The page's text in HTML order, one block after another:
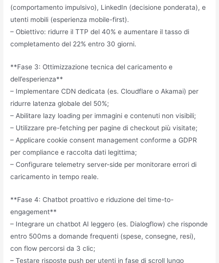
(comportamento impulsivo), LinkedIn (decisione ponderata), e
utenti mobili (esperienza mobile-first).
– Obiettivo: ridurre il TTP del 40% e aumentare il tasso di
completamento del 22% entro 30 giorni.
**Fase 3: Ottimizzazione tecnica del caricamento e
dell’esperienza**
– Implementare CDN dedicata (es. Cloudflare o Akamai) per
ridurre latenza globale del 50%;
– Abilitare lazy loading per immagini e contenuti non visibili;
– Utilizzare pre-fetching per pagine di checkout più visitate;
– Applicare cookie consent management conforme a GDPR
per compliance e raccolta dati legittima;
– Configurare telemetry server-side per monitorare errori di
caricamento in tempo reale.
**Fase 4: Chatbot proattivo e riduzione del time-to-
engagement**
– Integrare un chatbot AI leggero (es. Dialogflow) che risponde
entro 500ms a domande frequenti (spese, consegne, resi),
con flow percorsi da 3 clic;
– Testare risposte push per utenti in fase di scroll lungo